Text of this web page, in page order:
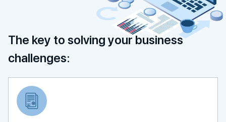
The key to solving your business
challenges: